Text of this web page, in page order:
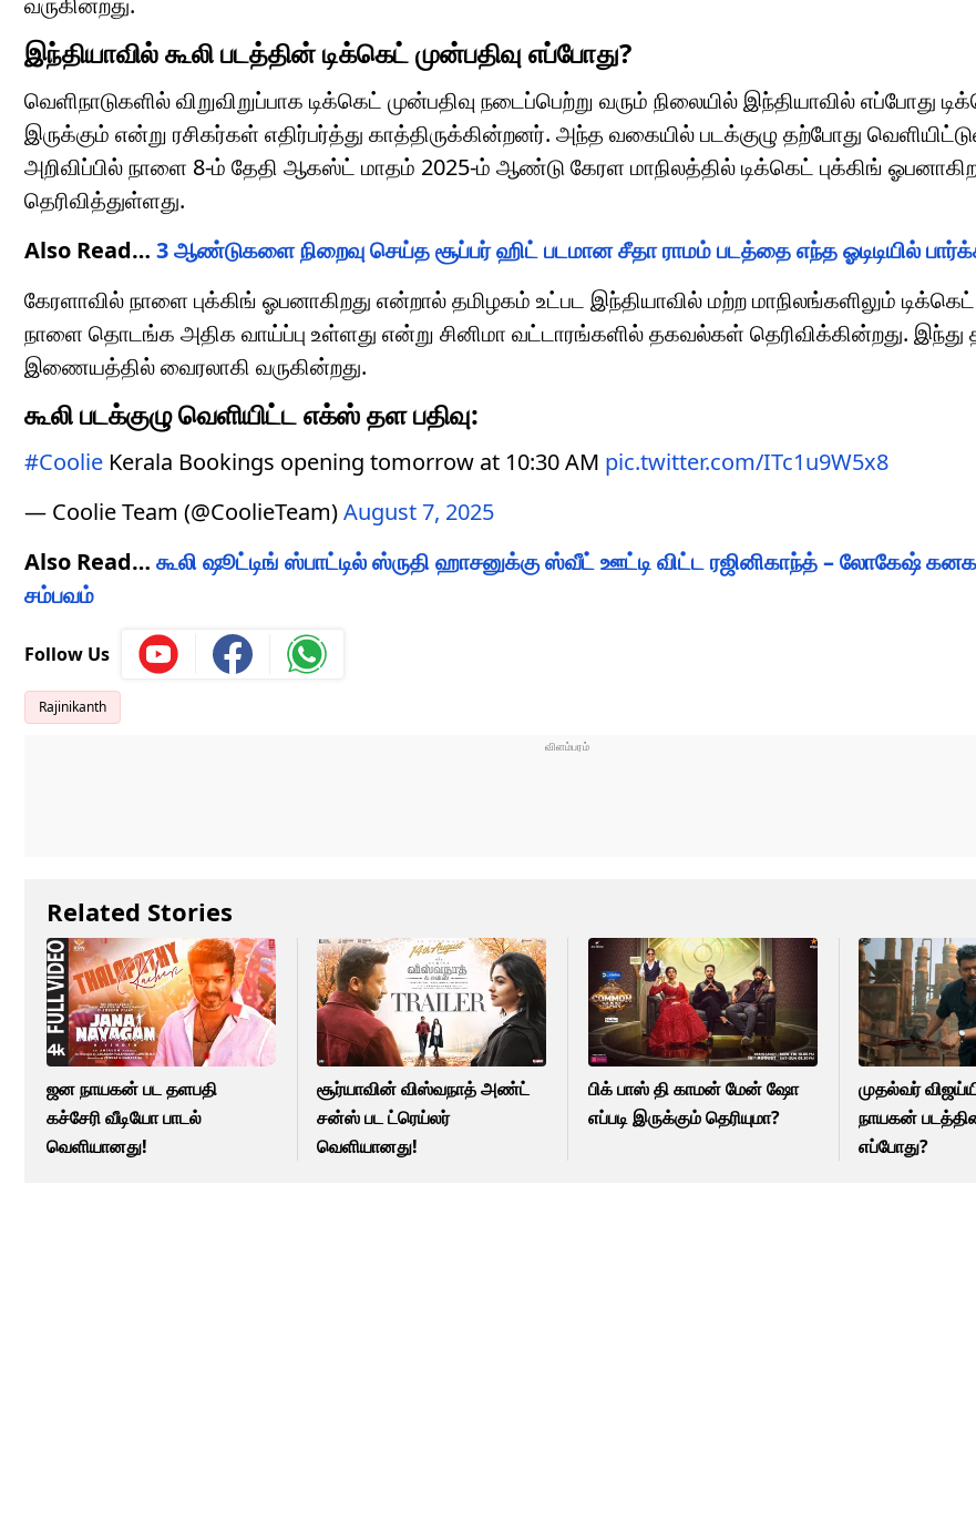
இந்தியாவில் கூலி படத்தின் டிக்கெட் முன்பதிவு எப்போது?
வெளிநாடுகளில் விறுவிறுப்பாக டிக்கெட் முன்பதிவு நடைப்பெற்று வரும் நிலையில் இந்தியாவில் எப்போது
இருக்கும் என்று ரசிகர்கள் எதிர்பர்த்து காத்திருக்கின்றனர். அந்த வகையில் படக்குழு தற்போது
அறிவிப்பில் நாளை 8-ம் தேதி ஆகஸ்ட் மாதம் 2025-ம் ஆண்டு கேரள மாநிலத்தில் டிக்கெட் புக்கிங்
தெரிவித்துள்ளது.
Also Read… 3 ஆண்டுகளை நிறைவு செய்த சூப்பர் ஹிட் படமான சீதா ராமம் படத்தை எந்த ஓடிடியில்
கேரளாவில் நாளை புக்கிங் ஓபனாகிறது என்றால் தமிழகம் உட்பட இந்தியாவில் மற்ற மாநிலங்களிலும் டிக்கெட்
நாளை தொடங்க அதிக வாய்ப்பு உள்ளது என்று சினிமா வட்டாரங்களில் தகவல்கள் தெரிவிக்கின்றது. இந்து
இணையத்தில் வைரலாகி வருகின்றது.
கூலி படக்குழு வெளியிட்ட எக்ஸ் தள பதிவு:
#Coolie Kerala Bookings opening tomorrow at 10:30 AM pic.twitter.com/ITc1u9W5x8
— Coolie Team (@CoolieTeam)August 7, 2025
Also Read… கூலி ஷூட்டிங் ஸ்பாட்டில் ஸ்ருதி ஹாசனுக்கு ஸ்வீட் ஊட்டி விட்ட ரஜினிகாந்த் – லோகேஷ்
சம்பவம்
Follow Us
Rajinikanth
Related Stories
ஜன நாயகன் பட தளபதி
கச்சேரி வீடியோ பாடல்
வெளியானது!
சூர்யாவின் விஸ்வநாத் அண்ட்
சன்ஸ் பட ட்ரெய்லர்
வெளியானது!
பிக் பாஸ் தி காமன் மேன் ஷோ
எப்படி இருக்கும் தெரியுமா?
முதல்வர்
நாயகன்
எப்போது?